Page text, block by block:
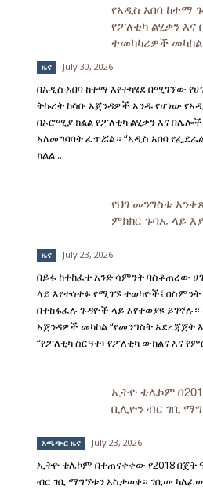
የአዲስ አበባ ከተማ
የፖለቲካ ልሂቃን
ተመካካሪዎች
ዜና July 30, 2026
በአዲስ አበባ ከተማ እየተካሄደ በሚገኘው
ትኩረት ከሳቡ አጀንዳዎች አንዱ የሆነው
በኦሮሚያ ክልል የፖለቲካ ልሂቃን እና
አለመግባባት ፈጥሯል። “አዲስ አበባ
ክልል...
የህገ መንግስቱ
ምክክር ጉባኤ ላይ
ዜና July 23, 2026
በይፋ ከተከፈተ አንድ ሳምንት ባስቆጠረው
ላይ እየተሳተፉ የሚገኙ ተወካዮች፤ በስምንት
በተከፋፈሉ ጉዳዮች ላይ እየተወያዩ ይገኛሉ።
አጀንዳዎች መካከል “የመንግስት አደረጃጀት
“የፖለቲካ ስርዓት፣ የፖለቲካ ውክልና እና
ኢትዮ ቴሌኮም
ቢሊዮን ብር ገቢ
አጫጭር ዜና July 23, 2026
ኢትዮ ቴሌኮም በተጠናቀቀው የ2018 በጀት
ብር ገቢ ማግኘቱን አስታወቀ። ገቢው